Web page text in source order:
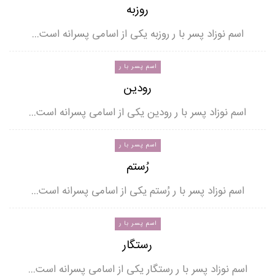
روزبه
اسم نوزاد پسر با ر روزبه یکی از اسامی پسرانه است…
اسم پسر با ر
رودین
اسم نوزاد پسر با ر رودین یکی از اسامی پسرانه است…
اسم پسر با ر
رُستم
اسم نوزاد پسر با ر رُستم یکی از اسامی پسرانه است…
اسم پسر با ر
رستگار
اسم نوزاد پسر با ر رستگار یکی از اسامی پسرانه است…